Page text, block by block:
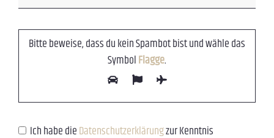
Bitte beweise, dass du kein Spambot bist und wähle das
SymbolFlagge.
Ich habe dieDatenschutz­erklärungzur Kenntnis